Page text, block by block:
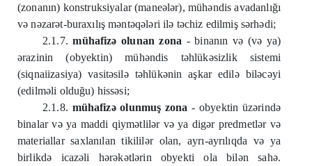
(zonanın) konstruksiyalar (maneələr), mühəndis avadanlığı
və nəzarət-buraxılış məntəqələri ilə təchiz edilmiş sərhədi;
2.1.7.mühafizə olunan zona - binanın və (və ya)
ərazinin (obyektin) mühəndis təhlükəsizlik sistemi
(siqnaiizasiya) vasitəsilə təhlükənin aşkar edilə biləcəyi
(edilməli olduğu) hissəsi;
2.1.8. mühafizə olunmuş zona - obyektin üzərində
binalar və ya maddi qiymətlilər və ya digər predmetlər və
materiallar saxlanılan tikililər olan, ayrı-ayrılıqda və ya
birlikdə icazəli hərəkətlərin obyekti ola bilən sahə.